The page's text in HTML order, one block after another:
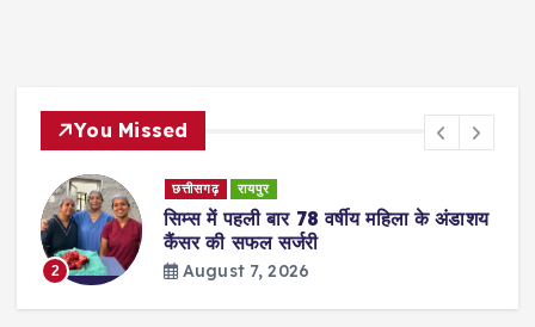
You Missed
2
छत्तीसगढ़ रायपुर
सिम्स में पहली बार 78 वर्षीय महिला के अंडाशय
कैंसर की सफल सर्जरी
August 7, 2026